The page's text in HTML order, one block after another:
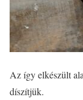
Az így elkészült
díszítjük.